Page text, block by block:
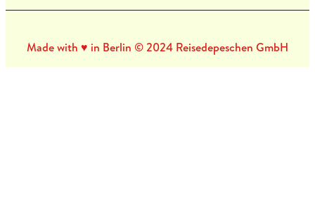
Made with ♥ in Berlin © 2024 Reisedepeschen GmbH